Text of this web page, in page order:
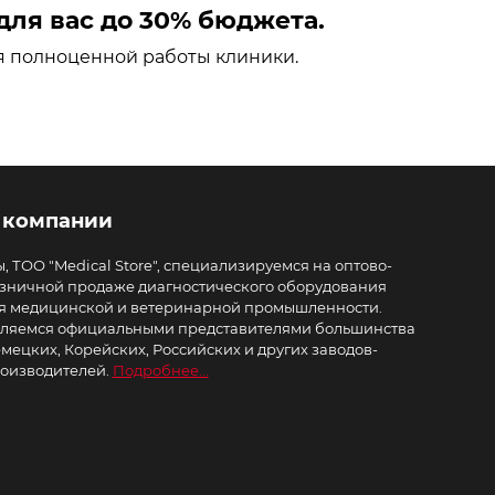
вас до 30% бюджета.
полноценной работы клиники.
ТОО "Medical Store", специализируемся на оптово-
продаже диагностического оборудования
медицинской и ветеринарной промышленности.
официальными представителями большинства
Корейских, Российских и других заводов-
Подробнее...